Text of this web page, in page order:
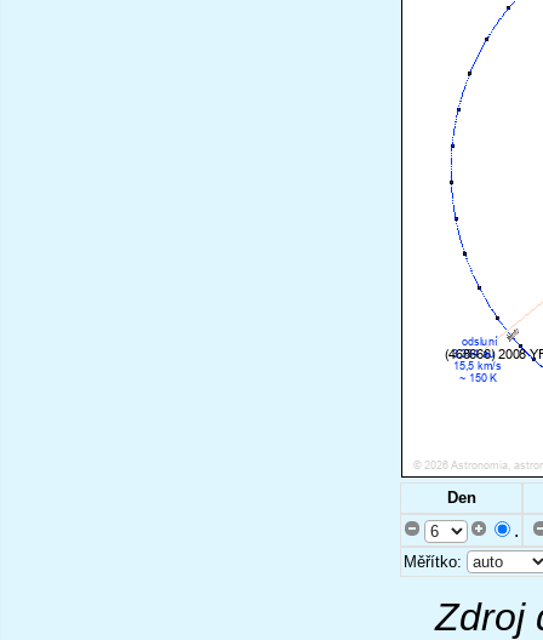
Den
.
Měřítko:
Zdroj